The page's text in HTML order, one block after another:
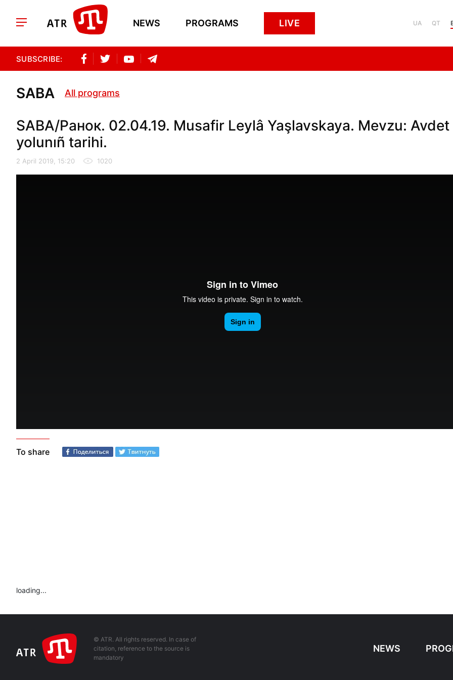
NEWS PROGRAMS LIVE UA QT
SUBSCRIBE:
SABA All programs
SABA/Ранок. 02.04.19. Musafir Leylâ Yaşlavskaya. Mevzu: Avdet
yolunıñ tarihi.
2 April 2019, 15:20 1020
To share
loading...
© ATR. All rights reserved. In case of
citation, reference to the source is
mandatory
NEWS